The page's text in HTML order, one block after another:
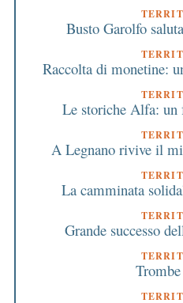
Busto Garolfo
Raccolta di monetine:
Le storiche Alfa: un
A Legnano rivive il
La camminata
Grande successo